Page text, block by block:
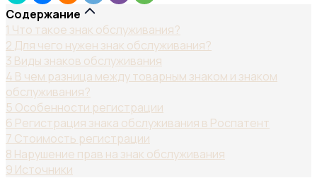
Содержание
1 Что такое знак обслуживания?
2 Для чего нужен знак обслуживания?
3 Виды знаков обслуживания
4 В чем разница между товарным знаком и знаком
обслуживания?
5 Особенности регистрации
6 Регистрация знака обслуживания в Роспатент
7 Стоимость регистрации
8 Нарушение прав на знак обслуживания
9 Источники